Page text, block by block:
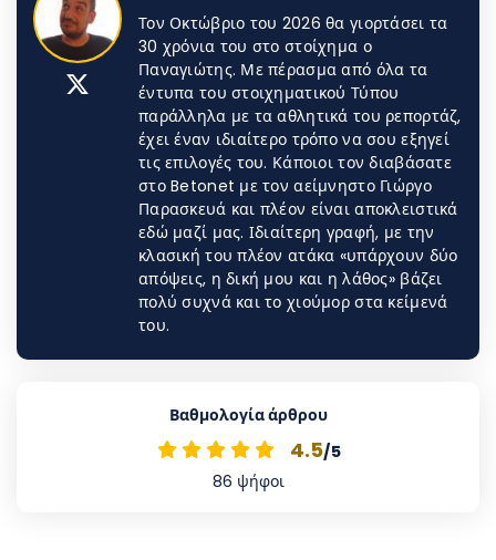
Τον Οκτώβριο του 2026 θα γιορτάσει τα
30 χρόνια του στο στοίχημα ο
Παναγιώτης. Με πέρασμα από όλα τα
έντυπα του στοιχηματικού Τύπου
παράλληλα με τα αθλητικά του ρεπορτάζ,
έχει έναν ιδιαίτερο τρόπο να σου εξηγεί
τις επιλογές του. Κάποιοι τον διαβάσατε
στο Betonet με τον αείμνηστο Γιώργο
Παρασκευά και πλέον είναι αποκλειστικά
εδώ μαζί μας. Ιδιαίτερη γραφή, με την
κλασική του πλέον ατάκα «υπάρχουν δύο
απόψεις, η δική μου και η λάθος» βάζει
πολύ συχνά και το χιούμορ στα κείμενά
του.
Βαθμολογία άρθρου
4.5/5
86 ψήφοι